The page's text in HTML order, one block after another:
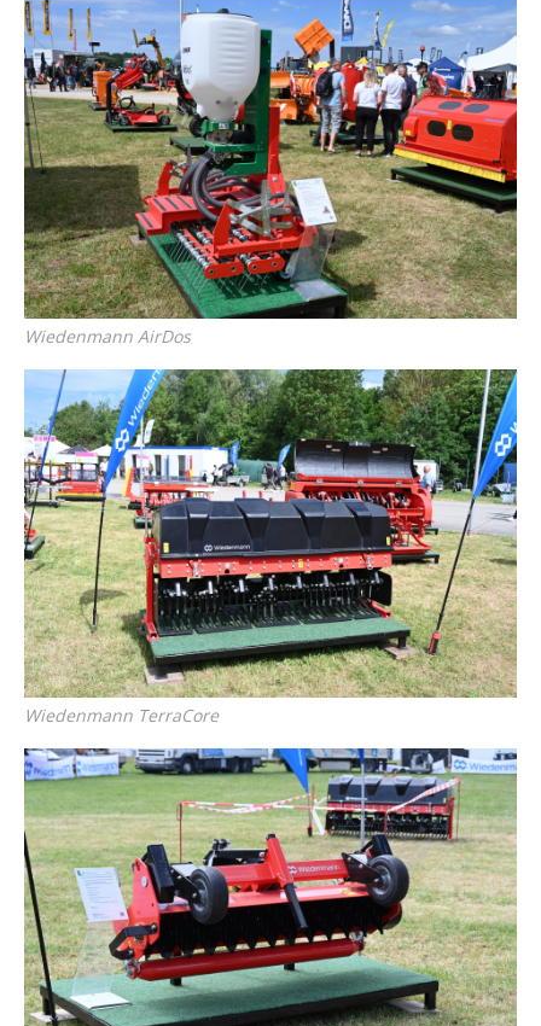
Wiedenmann AirDos
Wiedenmann TerraCore